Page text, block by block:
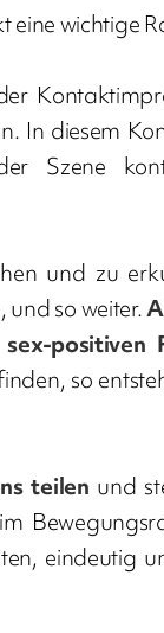
wichtige
In diesem
Szene
und zu
und so weiter.
positiven
so
teilen und
eindeutig